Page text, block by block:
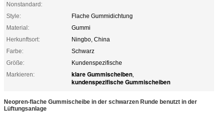
Nonstandard:
Style:
Flache Gummidichtung
Material:
Gummi
Herkunftsort:
Ningbo, China
Farbe:
Schwarz
Größe:
Kundenspezifische
Markieren:
klare Gummischeiben,
kundenspezifische Gummischeiben
Neopren-flache Gummischeibe in der schwarzen Runde benutzt in der
Lüftungsanlage